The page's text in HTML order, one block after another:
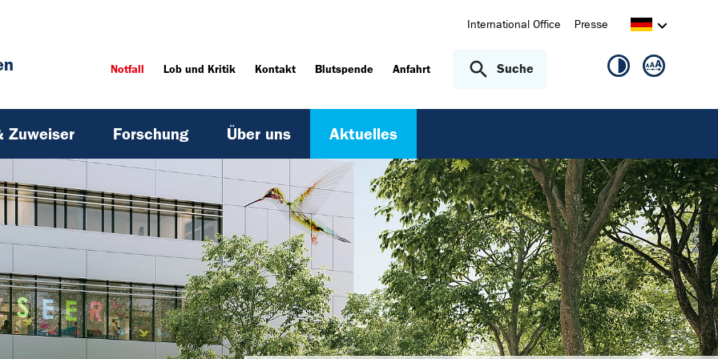
International Office Presse
Notfall Lob und Kritik Kontakt Blutspende Anfahrt Suche
Zuweiser Forschung Über uns Aktuelles